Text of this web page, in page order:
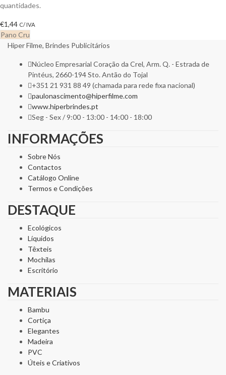
quantidades.
€1,44 C/ IVA
Pano Cru
Hiper Filme, Brindes Publicitários
Núcleo Empresarial Coração da Crel, Arm. Q. - Estrada de
Pintéus, 2660-194 Sto. Antão do Tojal
+351 21 931 88 49 (chamada para rede fixa nacional)
paulonascimento@hiperfilme.com
www.hiperbrindes.pt
Seg - Sex / 9:00 - 13:00 - 14:00 - 18:00
INFORMAÇÕES
Sobre Nós
Contactos
Catálogo Online
Termos e Condições
DESTAQUE
Ecológicos
Líquidos
Têxteis
Mochilas
Escritório
MATERIAIS
Bambu
Cortiça
Elegantes
Madeira
PVC
Úteis e Criativos